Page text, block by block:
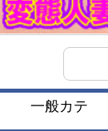
一般カテ